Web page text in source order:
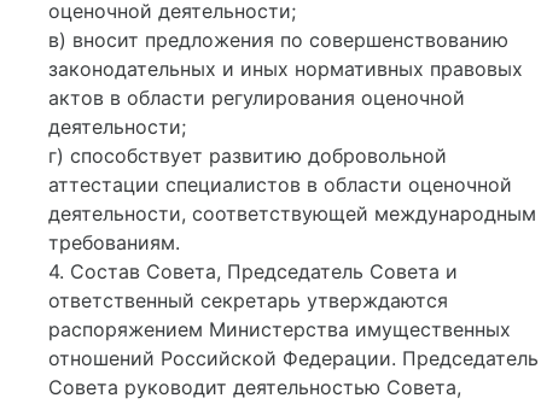
оценочной деятельности;
в) вносит предложения по совершенствованию
законодательных и иных нормативных правовых
актов в области регулирования оценочной
деятельности;
г) способствует развитию добровольной
аттестации специалистов в области оценочной
деятельности, соответствующей международным
требованиям.
4. Состав Совета, Председатель Совета и
ответственный секретарь утверждаются
распоряжением Министерства имущественных
отношений Российской Федерации. Председатель
Совета руководит деятельностью Совета,